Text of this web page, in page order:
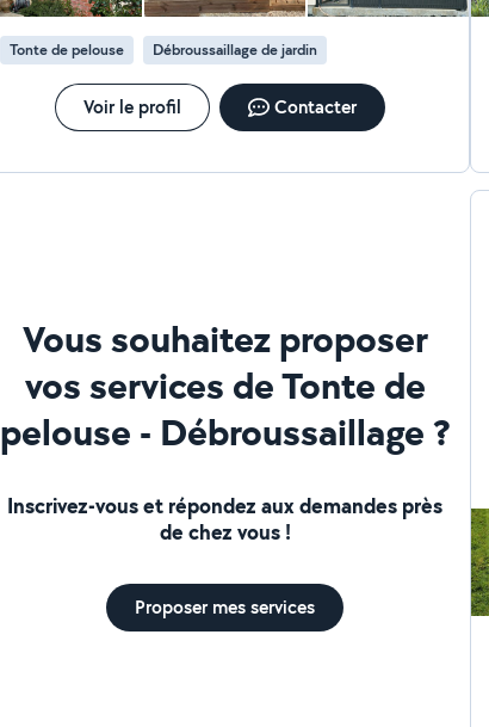
Tonte de pelouse Débroussaillage de jardin
Voir le profil Contacter
Vous souhaitez proposer
vos services de Tonte de
pelouse - Débroussaillage ?
Inscrivez-vous et répondez aux demandes près
de chez vous !
Proposer mes services